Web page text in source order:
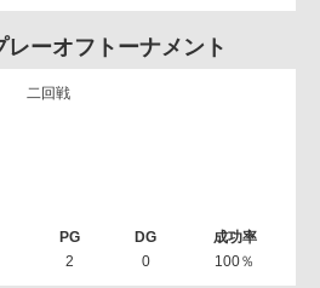
レーオフトーナメント
二回戦
2 0 100％